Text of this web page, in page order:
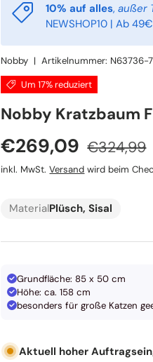
10% auf alles,außer
NEWSHOP10 | Ab 49€
Nobby |Artikelnummer: N63736-
Um 17% reduziert
Nobby Kratzbaum
Verkaufspreis
€269,09 Normaler
€324,99
inkl. MwSt.Versand wird beim
MaterialPlüsch, Sisal
Grundfläche: 85 x 50 cm
Höhe: ca. 158 cm
besonders für große Katzen
Aktuell hoher